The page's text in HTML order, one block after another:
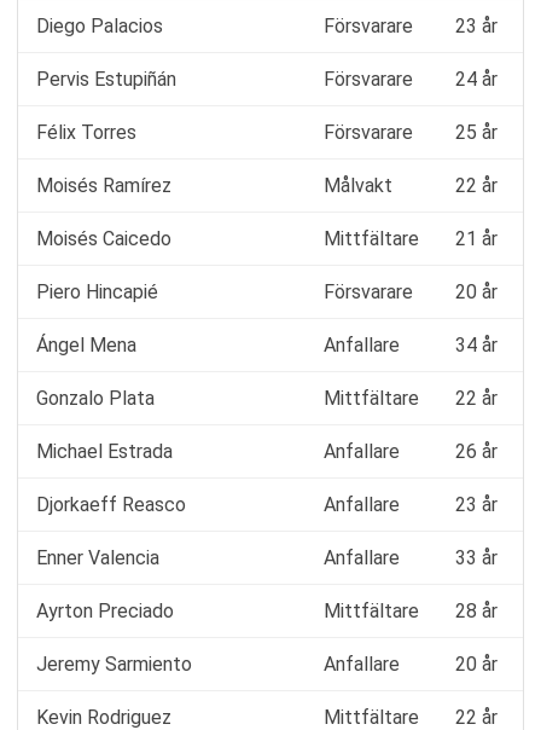
Diego Palacios Försvarare 23 år
Pervis Estupiñán Försvarare 24 år
Félix Torres Försvarare 25 år
Moisés Ramírez Målvakt 22 år
Moisés Caicedo Mittfältare 21 år
Piero Hincapié Försvarare 20 år
Ángel Mena Anfallare 34 år
Gonzalo Plata Mittfältare 22 år
Michael Estrada Anfallare 26 år
Djorkaeff Reasco Anfallare 23 år
Enner Valencia Anfallare 33 år
Ayrton Preciado Mittfältare 28 år
Jeremy Sarmiento Anfallare 20 år
Kevin Rodriguez Mittfältare 22 år